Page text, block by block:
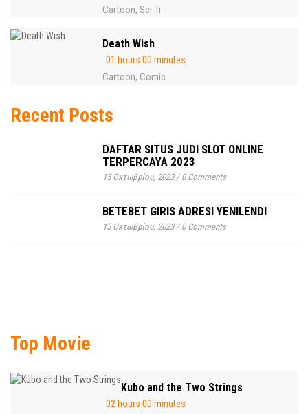
Cartoon, Sci-fi
Death Wish
01 hours 00 minutes
Cartoon, Comic
Recent Posts
DAFTAR SITUS JUDI SLOT ONLINE
TERPERCAYA 2023
15 Οκτωβρίου, 2023/0 Comments
BETEBET GIRIS ADRESI YENILENDI
15 Οκτωβρίου, 2023/0 Comments
Top Movie
Kubo and the Two Strings
02 hours 00 minutes